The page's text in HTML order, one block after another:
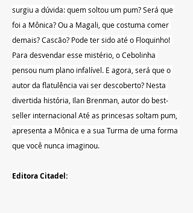
surgiu a dúvida: quem soltou um pum? Será que
foi a Mônica? Ou a Magali, que costuma comer
demais? Cascão? Pode ter sido até o Floquinho!
Para desvendar esse mistério, o Cebolinha
pensou num plano infalível. E agora, será que o
autor da flatulência vai ser descoberto? Nesta
divertida história, Ilan Brenman, autor do best-
seller internacional Até as princesas soltam pum,
apresenta a Mônica e a sua Turma de uma forma
que você nunca imaginou.
Editora Citadel: